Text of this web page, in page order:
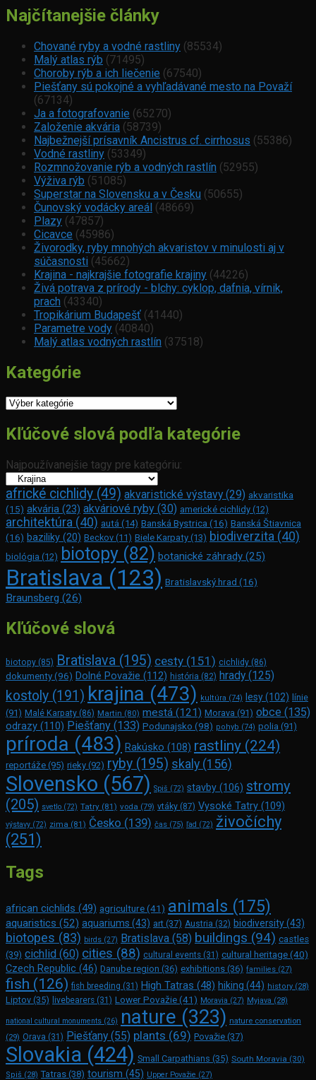
Najčítanejšie články
Chované ryby a vodné rastliny (85534)
Malý atlas rýb (71495)
Choroby rýb a ich liečenie (67540)
Piešťany sú pokojné a vyhľadávané mesto na Považí
(67134)
Ja a fotografovanie (65270)
Založenie akvária (58739)
Najbežnejší prísavník Ancistrus cf. cirrhosus (55386)
Vodné rastliny (53349)
Rozmnožovanie rýb a vodných rastlín (52955)
Výživa rýb (51085)
Superstar na Slovensku a v Česku (50655)
Čunovský vodácky areál (48669)
Plazy (47857)
Cicavce (45986)
Živorodky, ryby mnohých akvaristov v minulosti aj v
súčasnosti (45662)
Krajina - najkrajšie fotografie krajiny (44226)
Živá potrava z prírody - blchy: cyklop, dafnia, vírnik,
prach (43340)
Tropikárium Budapešť (41440)
Parametre vody (40840)
Malý atlas vodných rastlín (37518)
Kategórie
Kategórie
Kľúčové slová podľa kategórie
Najpoužívanejšie tagy pre kategóriu:
africké cichlidy (49) akvaristické výstavy (29) akvaristika
(15) akvária (23) akváriové ryby (30) americké cichlidy (12)
architektúra (40) autá (14) Banská Bystrica(16) Banská Štiavnica
(16) baziliky (20) Beckov (11) Biele Karpaty (13) biodiverzita (40)
biológia (12) biotopy (82) botanické záhrady (25)
Bratislava (123) Bratislavský hrad (16)
Braunsberg (26)
Kľúčové slová
biotopy (85) Bratislava (195) cesty (151) cichlidy (86)
dokumenty (96) Dolné Považie (112) história (82) hrady (125)
kostoly (191) krajina (473) kultúra (74) lesy(102) línie
(91) Malé Karpaty (86) Martin (80) mestá (121) Morava (91) obce (135)
odrazy (110) Piešťany (133) Podunajsko (98) pohyb (74) polia (91)
príroda (483) Rakúsko (108) rastliny (224)
reportáže (95) rieky (92) ryby (195) skaly (156)
Slovensko (567) Spiš (72) stavby (106) stromy
(205) svetlo (72) Tatry (81) voda (79) vtáky (87) Vysoké Tatry (109)
výstavy (72) zima (81) Česko (139) čas (75) ľad (72) živočíchy
(251)
Tags
african cichlids (49) agriculture(41) animals (175)
aquaristics (52) aquariums (43) art (37) Austria (32) biodiversity(43)
biotopes (83) birds (27) Bratislava (58) buildings (94) castles
(39) cichlid (60) cities (88) cultural events (31) cultural heritage (40)
Czech Republic (46) Danube region (36) exhibitions (36) families (27)
fish (126) fish breeding (31) High Tatras (48) hiking (44) history (28)
Liptov (35) livebearers (31) Lower Považie(41) Moravia (27) Myjava (28)
national cultural monuments (26) nature (323) nature conservation
(29) Orava (31) Piešťany (55) plants (69) Považie (37)
Slovakia (424) Small Carpathians (35) South Moravia (30)
Spiš (28) Tatras (38) tourism (45) Upper Považie (27)